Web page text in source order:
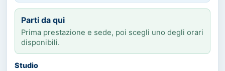
Parti da qui
Prima prestazione e sede, poi scegli uno degli orari
disponibili.
Studio